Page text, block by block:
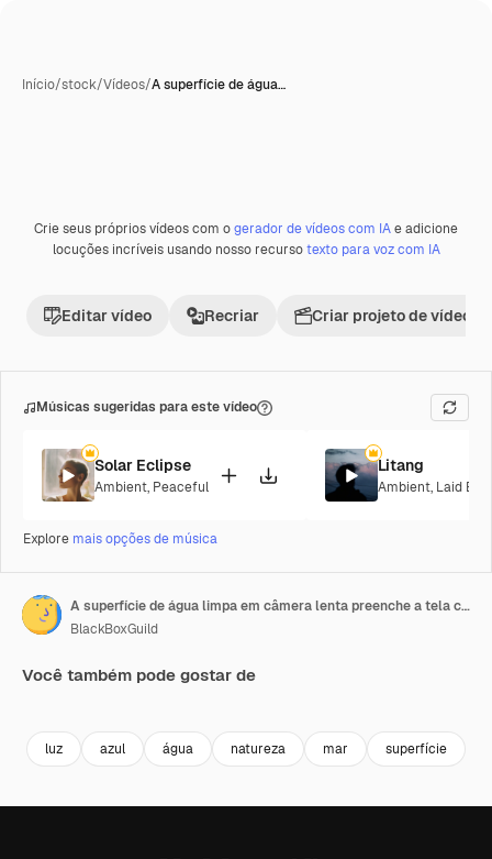
Início/stock/Vídeos/A superfície de água…
Premium
Crie seus próprios vídeos com ogerador de vídeos com IAe adicione
locuções incríveis usando nosso recursotexto para voz com IA
Editar vídeo Recriar Criar projeto de vídeo
Músicas sugeridas para este vídeo
Solar Eclipse
Ambient, Peaceful
Litang
Ambient, Laid
Explore mais opções de música
A superfície de água limpa em câmera lenta preenche a tela com água espirrando, gotas de água e uma superfície líquida ondulante com uma bolha de ar.
BlackBoxGuild
Você também pode gostar de
luz azul água natureza mar superfície